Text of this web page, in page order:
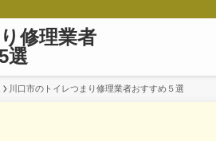
修理業者
選
川口市のトイレつまり修理業者おすすめ５選